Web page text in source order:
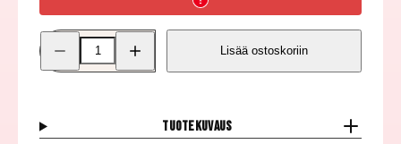
Pienennä
Inveray
Luxury
Inveray
Luxury
Lisää ostoskoriin
Tuotekuvaus